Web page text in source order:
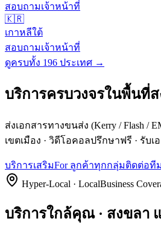
สอบถามเจ้าหน้าที่
🇰🇷
เกาหลีใต้
สอบถามเจ้าหน้าที่
ดูครบทั้ง 196 ประเทศ →
บริการครบวงจรในพื้นที่
ส่งเอกสารทางขนส่ง (Kerry / Flash /
เขตเมือง · วิดีโอคอลปรึกษาฟรี · รับ
บริการเสริมFor ลูกค้าทุกกลุ่มติดต่อทีม
Hyper-Local · LocalBusiness
บริการใกล้คุณ · สงขลา